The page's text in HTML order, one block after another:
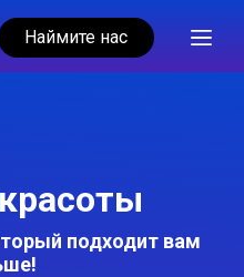
Наймите нас
подходит вам